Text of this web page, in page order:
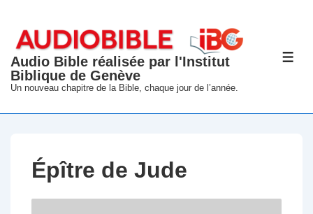
passer
contenu
principal
Audio Bible réalisée par l'Institut
Biblique de Genève
Un nouveau chapitre de la Bible, chaque jour de l’année.
Épître de Jude